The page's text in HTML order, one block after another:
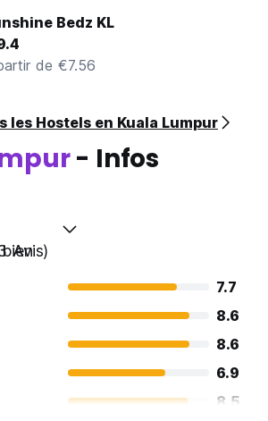
Bedz KL
de €7.56
les Hostels en Kuala Lumpur
- Infos
Avis)
7.7
8.6
8.6
6.9
8.5